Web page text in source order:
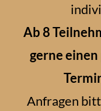
Ab 8
gerne
Anfragen